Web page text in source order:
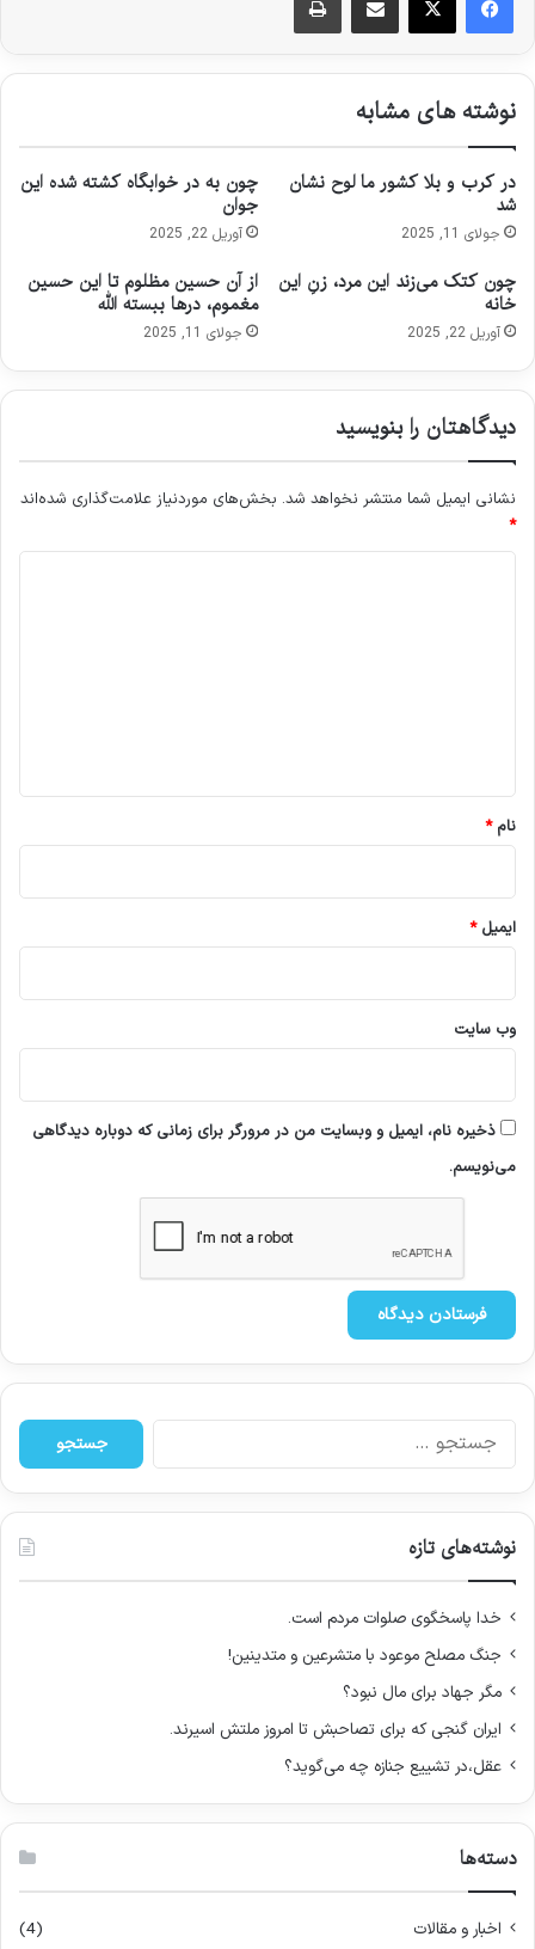
نوشته های مشابه
در کرب و بلا کشور ما لوح نشان
شد
جولای 11, 2025
چون به در خوابگاه کشته شده این
جوان
آوریل 22, 2025
چون کتک می‌زند این مرد، زنِ این
خانه
آوریل 22, 2025
از آن حسین مظلوم تا این حسین
مغموم، درها ببسته الله
جولای 11, 2025
دیدگاهتان را بنویسید
نشانی ایمیل شما منتشر نخواهد شد. بخش‌های موردنیاز علامت‌گذاری شده‌اند
*
نام*
ایمیل*
وب‌ سایت
ذخیره نام، ایمیل و وبسایت من در مرورگر برای زمانی که دوباره دیدگاهی
می‌نویسم.
ج
س
ج
ر
نوشته‌های تازه
خدا پاسخگوی صلوات مردم است.
جنگ مصلح موعود با متشرعین و متدینین!
مگر جهاد برای مال نبود؟
ایران گنجی که برای تصاحبش تا امروز ملتش اسیرند.
عقل،در تشییع جنازه چه می‌گوید؟
دسته‌ها
اخبار و مقالات (4)